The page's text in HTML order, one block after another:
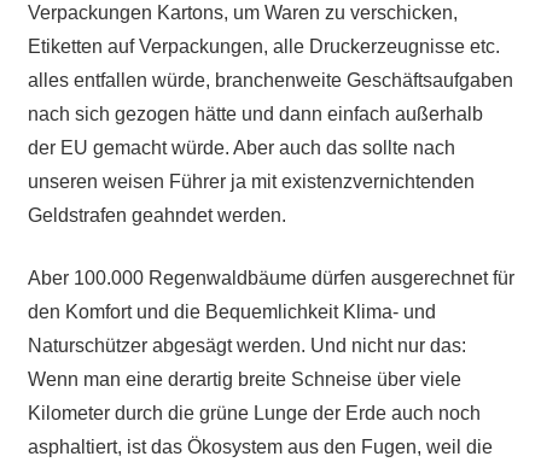
Verpackungen Kartons, um Waren zu verschicken,
Etiketten auf Verpackungen, alle Druckerzeugnisse etc.
alles entfallen würde, branchenweite Geschäftsaufgaben
nach sich gezogen hätte und dann einfach außerhalb
der EU gemacht würde. Aber auch das sollte nach
unseren weisen Führer ja mit existenzvernichtenden
Geldstrafen geahndet werden.
Aber 100.000 Regenwaldbäume dürfen ausgerechnet für
den Komfort und die Bequemlichkeit Klima- und
Naturschützer abgesägt werden. Und nicht nur das:
Wenn man eine derartig breite Schneise über viele
Kilometer durch die grüne Lunge der Erde auch noch
asphaltiert, ist das Ökosystem aus den Fugen, weil die